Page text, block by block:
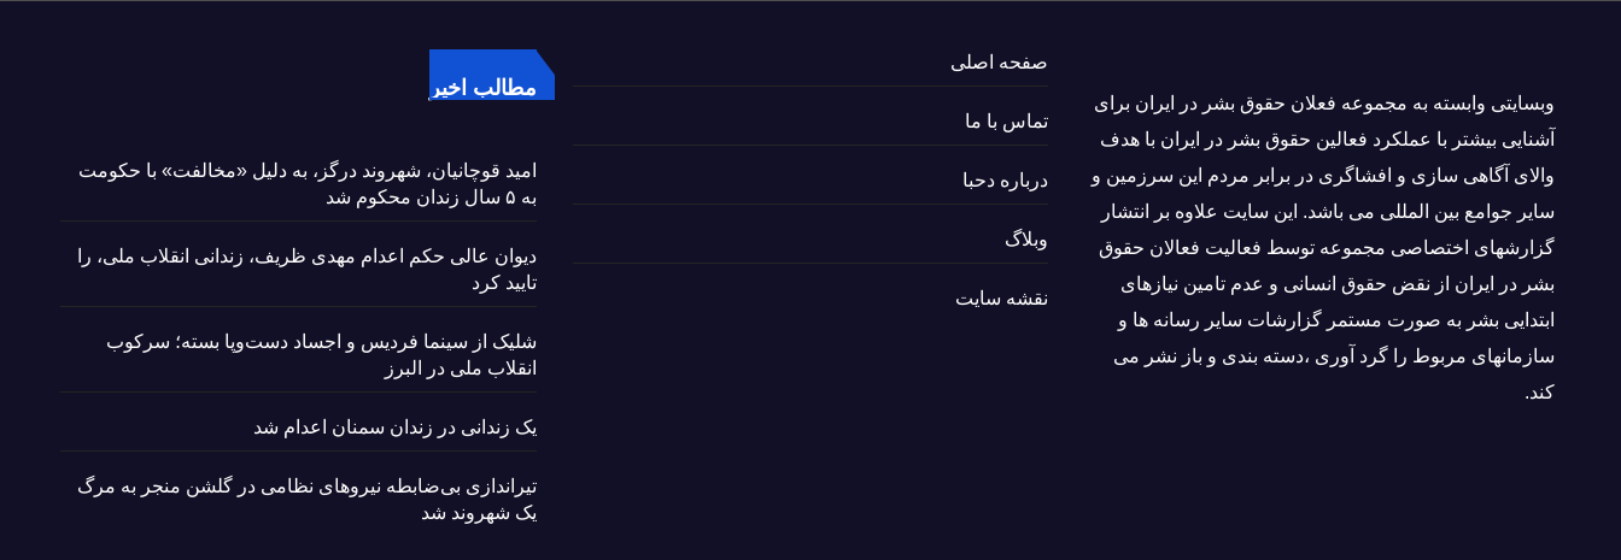
وبسايتى وابسته به مجموعه فعلان حقوق بشر در ایران برای
آشنایی بيشتر با عملکرد فعالین حقوق بشر در ایران با هدف
والاى آگاهى سازی و افشاگرى در برابر مردم این سرزمین و
ساير جوامع بین المللى می باشد. این سایت علاوه بر انتشار
گزارشهای اختصاصی مجموعه توسط فعاليت فعالان حقوق
بشر در ایران از نقض حقوق انسانی و عدم تامین نیازهای
ابتدایی بشر به صورت مستمر گزارشات سایر رسانه ها و
سازمانهای مربوط را گرد آوری ،دسته بندی و باز نشر می
كند.
صفحه اصلی
تماس با ما
درباره دحبا
وبلاگ
نقشه سایت
مطالب اخیر
امید قوچانیان، شهروند درگز، به دلیل «مخالفت» با حکومت
به ۵ سال زندان محکوم شد
دیوان عالی حکم اعدام مهدی ظریف، زندانی انقلاب ملی، را
تایید کرد
شلیک از سینما فردیس و اجساد دست‌وپا بسته؛ سرکوب
انقلاب ملی در البرز
یک زندانی در زندان سمنان اعدام شد
تیراندازی بی‌ضابطه نیروهای نظامی در گلشن منجر به مرگ
یک شهروند شد